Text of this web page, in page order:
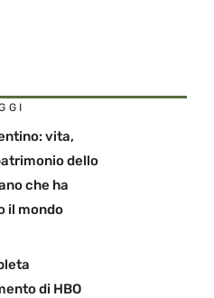
vita,
dello
che ha
il mondo
di HBO